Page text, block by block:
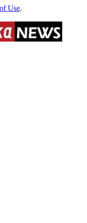
Use.